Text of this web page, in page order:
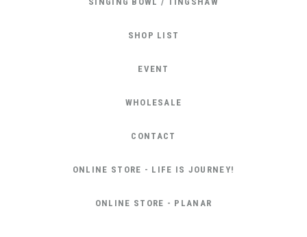
SHOP LIST
EVENT
WHOLESALE
CONTACT
ONLINE STORE - LIFE IS JOURNEY!
ONLINE STORE - PLANAR